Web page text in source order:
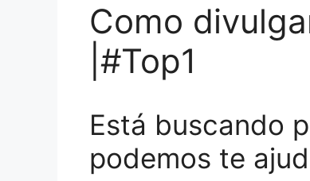
Como
|#Top1
Está buscando
podemos te